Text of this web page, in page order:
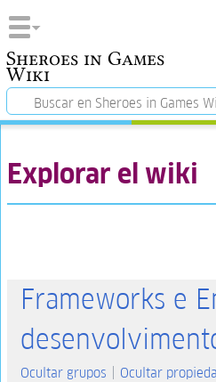
Sheroes in Games
Wiki
Explorar el wiki
Frameworks e
Ocultar grupos Ocultar